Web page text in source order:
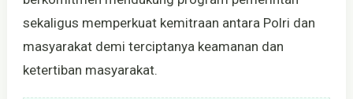
sekaligus memperkuat kemitraan antara Polri dan
masyarakat demi terciptanya keamanan dan
ketertiban masyarakat.